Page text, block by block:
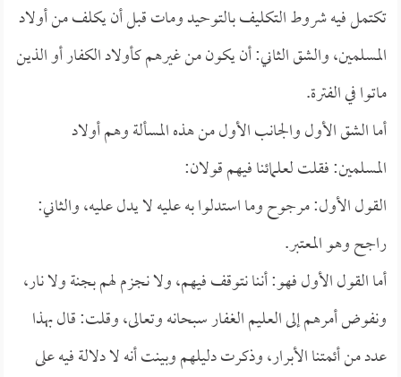
تكتمل فيه شروط التكليف بالتوحيد ومات قبل أن يكلف من أولاد
المسلمين، والشق الثاني: أن يكون من غيرهم كأولاد الكفار أو الذين
ماتوا في الفترة.
أما الشق الأول والجانب الأول من هذه المسألة وهم أولاد
المسلمين: فقلت لعلمائنا فيهم قولان:
القول الأول: مرجوح وما استدلوا به عليه لا يدل عليه، والثاني:
راجح وهو المعتبر.
أما القول الأول فهو: أننا نتوقف فيهم، ولا نجزم لهم بجنة ولا نار،
ونفوض أمرهم إلى العليم الغفار سبحانه وتعالى، وقلت: قال بهذا
عدد من أئمتنا الأبرار، وذكرت دليلهم وبينت أنه لا دلالة فيه على